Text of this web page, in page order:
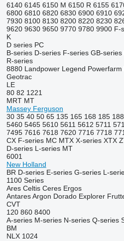
6140 6145 6150 M 6150 R 6155
6800 6810 6820 6830 6900 6910
7930 8100 8130 8200 8220 8230
9620 9630 9650 9770 9780 9900 F-
K
D series PC
B-series D-series F-series GB-series
R-series
8880 Landpower Legend Powerfarm
Geotrac
LE
80 82 1221
MRT MT
Massey Ferguson
30 35 40 50 65 135 165 168 185 188
5460 5465 5610 5611 5612 5711
7495 7616 7618 7620 7716 7718
CX F-series MC MTX X-series XTX
D-series L-series MT
6001
New Holland
BR D-series E-series G-series L-
1100 Series
Ares Celtis Ceres Ergos
Antares Argon Dorado Explorer
CVT
120 860 8400
A-series M-series N-series Q-series
BM
NLX 1024